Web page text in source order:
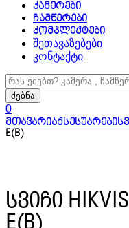
კამერები
ჩამწერები
კომპლექტები
შეთავაზებები
კონტაქტი
ძებნა:
ძებნა
0
მთავარიაქსესუარები
E(B)
სვიჩი